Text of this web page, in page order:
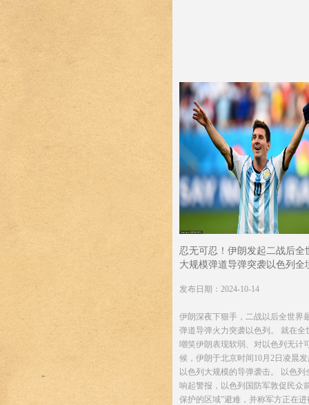
忍无可忍！伊朗发起二战后全
大规模弹道导弹突袭以色列全
发布日期：2024-10-14
伊朗深夜下狠手，二战以后全世界
弹道导弹火力突袭以色列。 就在全
嘲笑伊朗表现软弱、对以色列无计
候，伊朗于北京时间10月2日凌晨
以色列大规模的导弹袭击。 以色列
响起警报，以色列国防军敦促民众
保护的区域”避难，并称军方正在进